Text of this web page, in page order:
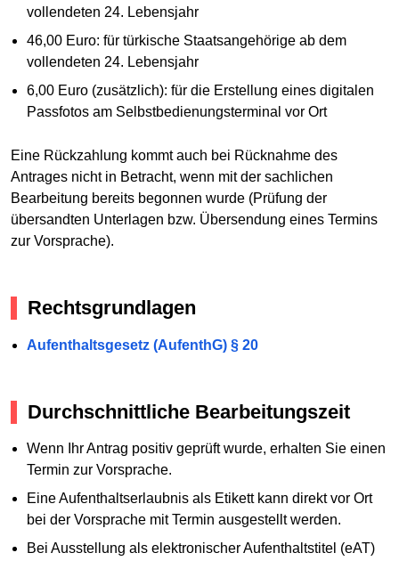
vollendeten 24. Lebensjahr
46,00 Euro: für türkische Staatsangehörige ab dem
vollendeten 24. Lebensjahr
6,00 Euro (zusätzlich): für die Erstellung eines digitalen
Passfotos am Selbstbedienungsterminal vor Ort
Eine Rückzahlung kommt auch bei Rücknahme des
Antrages nicht in Betracht, wenn mit der sachlichen
Bearbeitung bereits begonnen wurde (Prüfung der
übersandten Unterlagen bzw. Übersendung eines Termins
zur Vorsprache).
Rechtsgrundlagen
Aufenthaltsgesetz (AufenthG) § 20
Durchschnittliche Bearbeitungszeit
Wenn Ihr Antrag positiv geprüft wurde, erhalten Sie einen
Termin zur Vorsprache.
Eine Aufenthaltserlaubnis als Etikett kann direkt vor Ort
bei der Vorsprache mit Termin ausgestellt werden.
Bei Ausstellung als elektronischer Aufenthaltstitel (eAT)